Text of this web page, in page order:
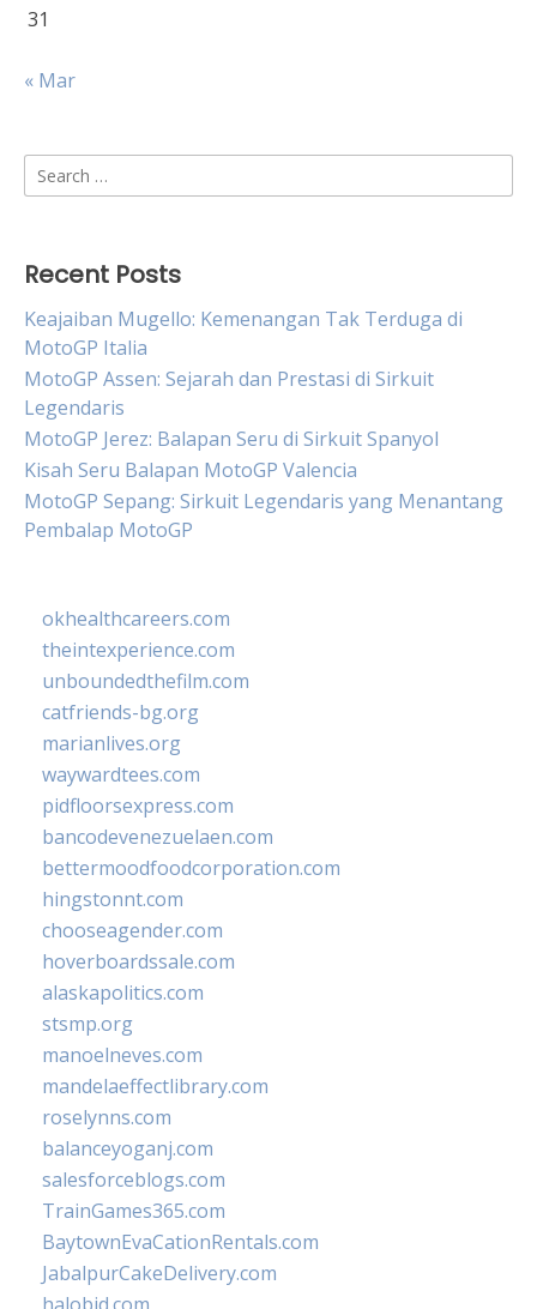
31
« Mar
Search
for:
Recent Posts
Keajaiban Mugello: Kemenangan Tak Terduga di
MotoGP Italia
MotoGP Assen: Sejarah dan Prestasi di Sirkuit
Legendaris
MotoGP Jerez: Balapan Seru di Sirkuit Spanyol
Kisah Seru Balapan MotoGP Valencia
MotoGP Sepang: Sirkuit Legendaris yang Menantang
Pembalap MotoGP
okhealthcareers.com
theintexperience.com
unboundedthefilm.com
catfriends-bg.org
marianlives.org
waywardtees.com
pidfloorsexpress.com
bancodevenezuelaen.com
bettermoodfoodcorporation.com
hingstonnt.com
chooseagender.com
hoverboardssale.com
alaskapolitics.com
stsmp.org
manoelneves.com
mandelaeffectlibrary.com
roselynns.com
balanceyoganj.com
salesforceblogs.com
TrainGames365.com
BaytownEvaCationRentals.com
JabalpurCakeDelivery.com